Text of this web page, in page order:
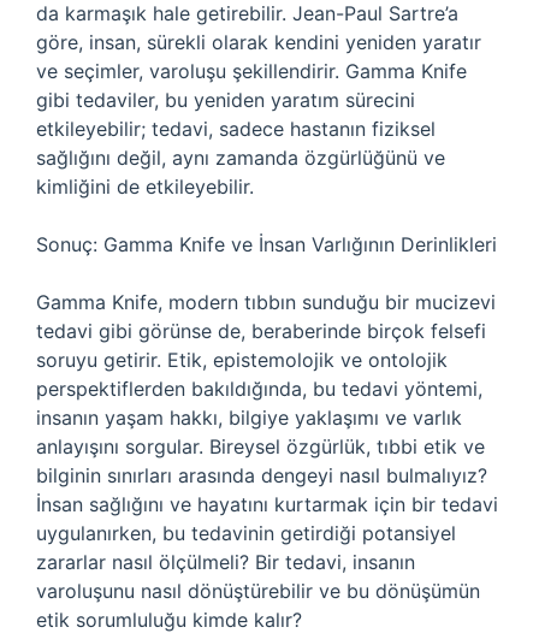
da karmaşık hale getirebilir. Jean-Paul Sartre’a
göre, insan, sürekli olarak kendini yeniden yaratır
ve seçimler, varoluşu şekillendirir. Gamma Knife
gibi tedaviler, bu yeniden yaratım sürecini
etkileyebilir; tedavi, sadece hastanın fiziksel
sağlığını değil, aynı zamanda özgürlüğünü ve
kimliğini de etkileyebilir.
Sonuç: Gamma Knife ve İnsan Varlığının Derinlikleri
Gamma Knife, modern tıbbın sunduğu bir mucizevi
tedavi gibi görünse de, beraberinde birçok felsefi
soruyu getirir. Etik, epistemolojik ve ontolojik
perspektiflerden bakıldığında, bu tedavi yöntemi,
insanın yaşam hakkı, bilgiye yaklaşımı ve varlık
anlayışını sorgular. Bireysel özgürlük, tıbbi etik ve
bilginin sınırları arasında dengeyi nasıl bulmalıyız?
İnsan sağlığını ve hayatını kurtarmak için bir tedavi
uygulanırken, bu tedavinin getirdiği potansiyel
zararlar nasıl ölçülmeli? Bir tedavi, insanın
varoluşunu nasıl dönüştürebilir ve bu dönüşümün
etik sorumluluğu kimde kalır?